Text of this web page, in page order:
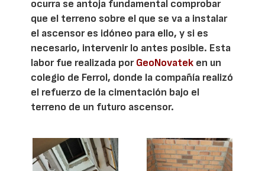
ocurra se antoja fundamental comprobar
que el terreno sobre el que se va a instalar
el ascensor es idóneo para ello, y si es
necesario, intervenir lo antes posible. Esta
labor fue realizada porGeoNovatek en un
colegio de Ferrol, donde la compañía realizó
el refuerzo de la cimentación bajo el
terreno de un futuro ascensor.